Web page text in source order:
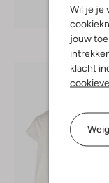
Wil je je
jouw
klacht
Ontdek